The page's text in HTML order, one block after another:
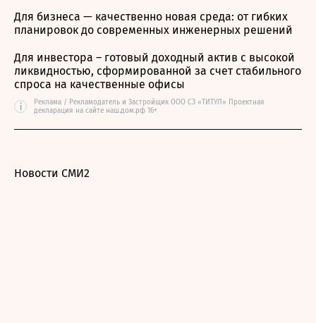
Для бизнеса — качественно новая среда: от гибких
планировок до современных инженерных решений
Для инвестора – готовый доходный актив с высокой
ликвидностью, сформированной за счет стабильного
спроса на качественные офисы
i
Реклама / Рекламодатель и Застройщик ООО СЗ «ТИТУЛ» Проектная
декларация на сайте наш.дом.рф 16+
Новости СМИ2